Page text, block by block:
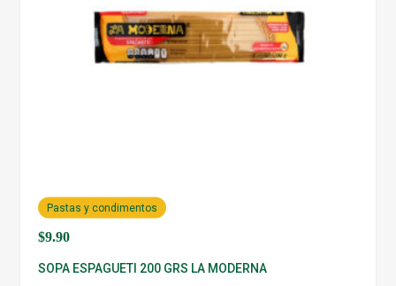
$9.90
Pastas y condimentos
SOPA ESPAGUETI 200 GRS LA MODERNA